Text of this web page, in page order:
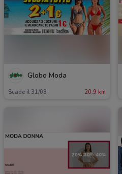
Globo Moda
Scade il 31/08 20.9 km